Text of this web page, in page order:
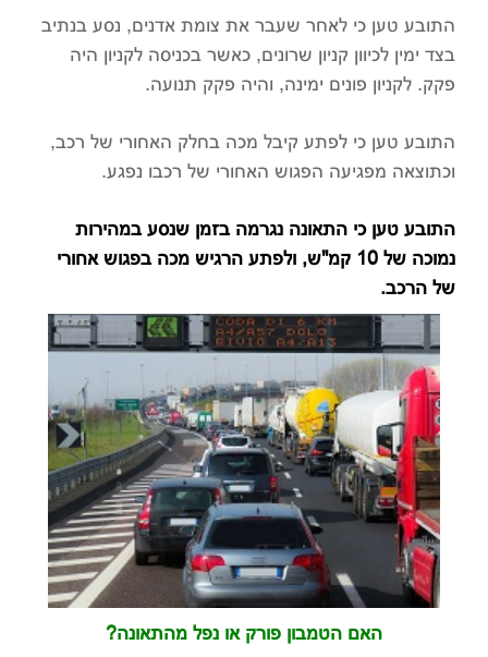
התובע טען כי לאחר שעבר את צומת אדנים, נסע בנתיב
בצד ימין לכיוון קניון שרונים, כאשר בכניסה לקניון היה
פקק. לקניון פונים ימינה, והיה פקק תנועה.
התובע טען כי לפתע קיבל מכה בחלק האחורי של רכב,
וכתוצאה מפגיעה הפגוש האחורי של רכבו נפגע.
התובע טען כי התאונה נגרמה בזמן שנסע במהירות
נמוכה של 10 קמ"ש, ולפתע הרגיש מכה בפגוש אחורי
של הרכב.
האם הטמבון פורק או נפל מהתאונה?